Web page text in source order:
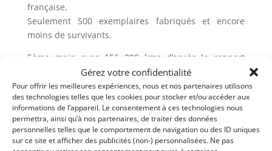
Gérez votre confidentialité
Pour offrir les meilleures expériences, nous et nos partenaires utilisons
des technologies telles que les cookies pour stocker et/ou accéder aux
informations de l’appareil. Le consentement à ces technologies nous
permettra, ainsi qu’à nos partenaires, de traiter des données
personnelles telles que le comportement de navigation ou des ID uniques
sur ce site et afficher des publicités (non-) personnalisées. Ne pas
française.
Seulement 500 exemplaires fabriqués et encore
moins de survivants.
5ème main avec 156 000 kms d’après le rapport
Voiture intégralement restaurée, contrôle technique
vierge
Demandez une expertise de ce modèle